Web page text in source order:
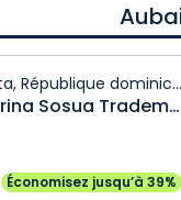
Puerto Plata, République dominicaine
Casa Marina Sosua Trademark by Wyndham All Inclusive
Économisez jusqu’à 39%